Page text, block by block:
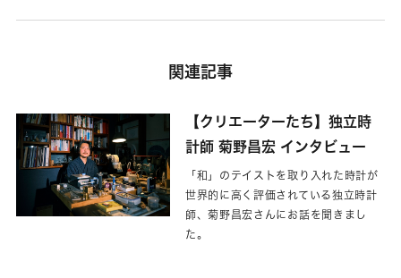
関連記事
【クリエーターたち】独立時
計師 菊野昌宏 インタビュー
「和」のテイストを取り入れた時計が
世界的に高く評価されている独立時計
師、菊野昌宏さんにお話を聞きまし
た。